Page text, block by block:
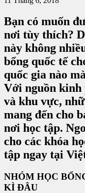
Bạn có muốn
nơi tùy thích?
này không
bổng quốc tế
quốc gia nào
Với nguồn kinh
và khu vực,
mang đến cho
nơi học tập.
cho các khóa
tập ngay tại
NHÓM HỌC
KÌ ĐÂU